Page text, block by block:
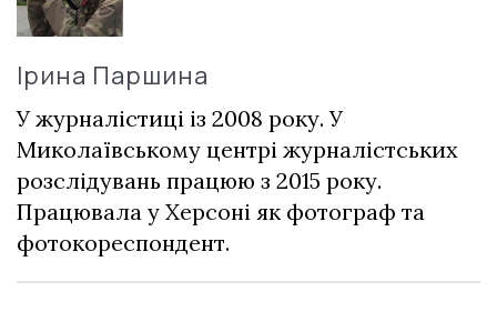
Ірина Паршина
У журналістиці із 2008 року. У
Миколаївському центрі журналістських
розслідувань працюю з 2015 року.
Працювала у Херсоні як фотограф та
фотокореспондент.